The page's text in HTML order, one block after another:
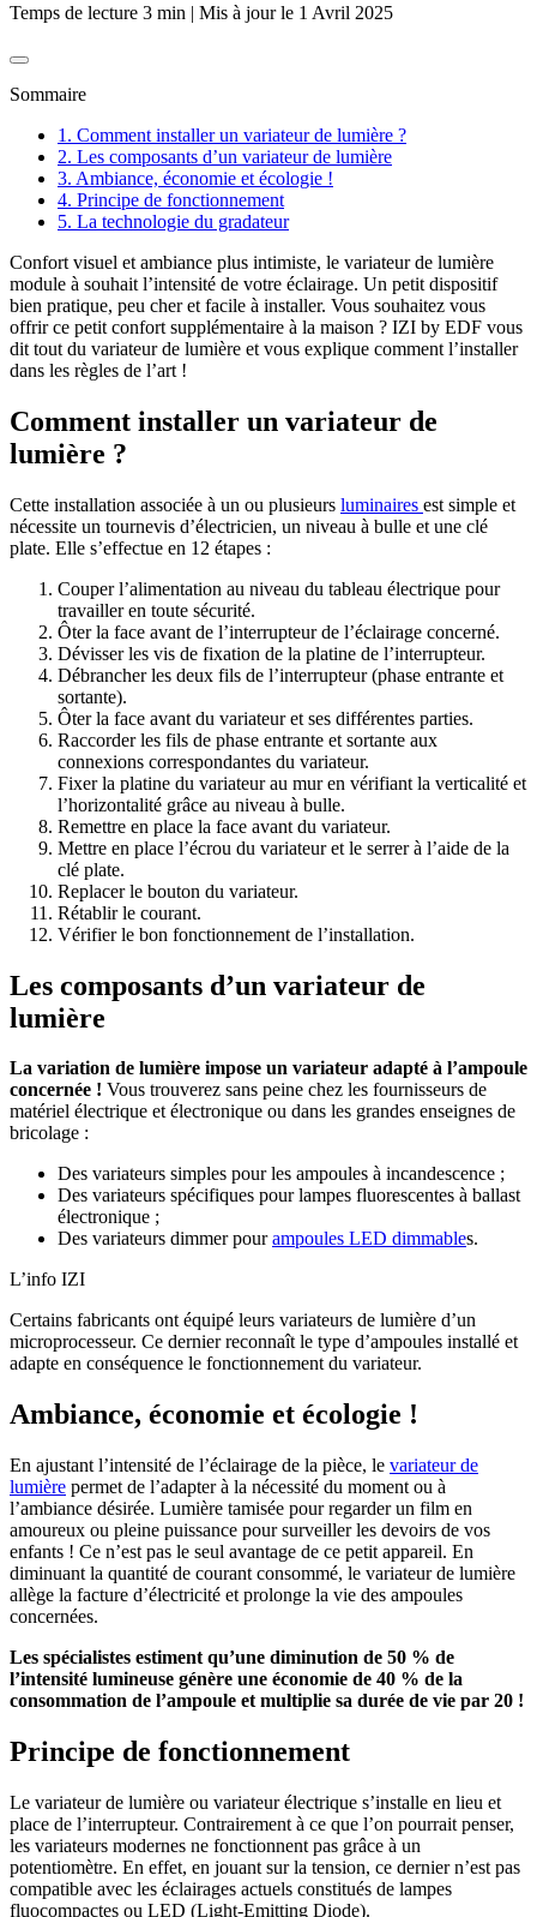
Temps de lecture 3 min | Mis à jour le 1 Avril 2025
Sommaire
1. Comment installer un variateur de lumière ?
2. Les composants d’un variateur de lumière
3. Ambiance, économie et écologie !
4. Principe de fonctionnement
5. La technologie du gradateur
Confort visuel et ambiance plus intimiste, le variateur de lumière
module à souhait l’intensité de votre éclairage. Un petit dispositif
bien pratique, peu cher et facile à installer. Vous souhaitez vous
offrir ce petit confort supplémentaire à la maison ? IZI by EDF vous
dit tout du variateur de lumière et vous explique comment l’installer
dans les règles de l’art !
Comment installer un variateur de
lumière ?
Cette installation associée à un ou plusieurs luminaires est simple et
nécessite un tournevis d’électricien, un niveau à bulle et une clé
plate. Elle s’effectue en 12 étapes :
Couper l’alimentation au niveau du tableau électrique pour
travailler en toute sécurité.
Ôter la face avant de l’interrupteur de l’éclairage concerné.
Dévisser les vis de fixation de la platine de l’interrupteur.
Débrancher les deux fils de l’interrupteur (phase entrante et
sortante).
Ôter la face avant du variateur et ses différentes parties.
Raccorder les fils de phase entrante et sortante aux
connexions correspondantes du variateur.
Fixer la platine du variateur au mur en vérifiant la verticalité et
l’horizontalité grâce au niveau à bulle.
Remettre en place la face avant du variateur.
Mettre en place l’écrou du variateur et le serrer à l’aide de la
clé plate.
Replacer le bouton du variateur.
Rétablir le courant.
Vérifier le bon fonctionnement de l’installation.
Les composants d’un variateur de
lumière
La variation de lumière impose un variateur adapté à l’ampoule
concernée ! Vous trouverez sans peine chez les fournisseurs de
matériel électrique et électronique ou dans les grandes enseignes de
bricolage :
Des variateurs simples pour les ampoules à incandescence ;
Des variateurs spécifiques pour lampes fluorescentes à ballast
électronique ;
Des variateurs dimmer pourampoules LED dimmables.
L’info IZI
Certains fabricants ont équipé leurs variateurs de lumière d’un
microprocesseur. Ce dernier reconnaît le type d’ampoules installé et
adapte en conséquence le fonctionnement du variateur.
Ambiance, économie et écologie !
En ajustant l’intensité de l’éclairage de la pièce, le variateur de
lumière permet de l’adapter à la nécessité du moment ou à
l’ambiance désirée. Lumière tamisée pour regarder un film en
amoureux ou pleine puissance pour surveiller les devoirs de vos
enfants ! Ce n’est pas le seul avantage de ce petit appareil. En
diminuant la quantité de courant consommé, le variateur de lumière
allège la facture d’électricité et prolonge la vie des ampoules
concernées.
Les spécialistes estiment qu’une diminution de 50 % de
l’intensité lumineuse génère une économie de 40 % de la
consommation de l’ampoule et multiplie sa durée de vie par 20 !
Principe de fonctionnement
Le variateur de lumière ou variateur électrique s’installe en lieu et
place de l’interrupteur. Contrairement à ce que l’on pourrait penser,
les variateurs modernes ne fonctionnent pas grâce à un
potentiomètre. En effet, en jouant sur la tension, ce dernier n’est pas
compatible avec les éclairages actuels constitués de lampes
fluocompactes ou LED (Light-Emitting Diode).